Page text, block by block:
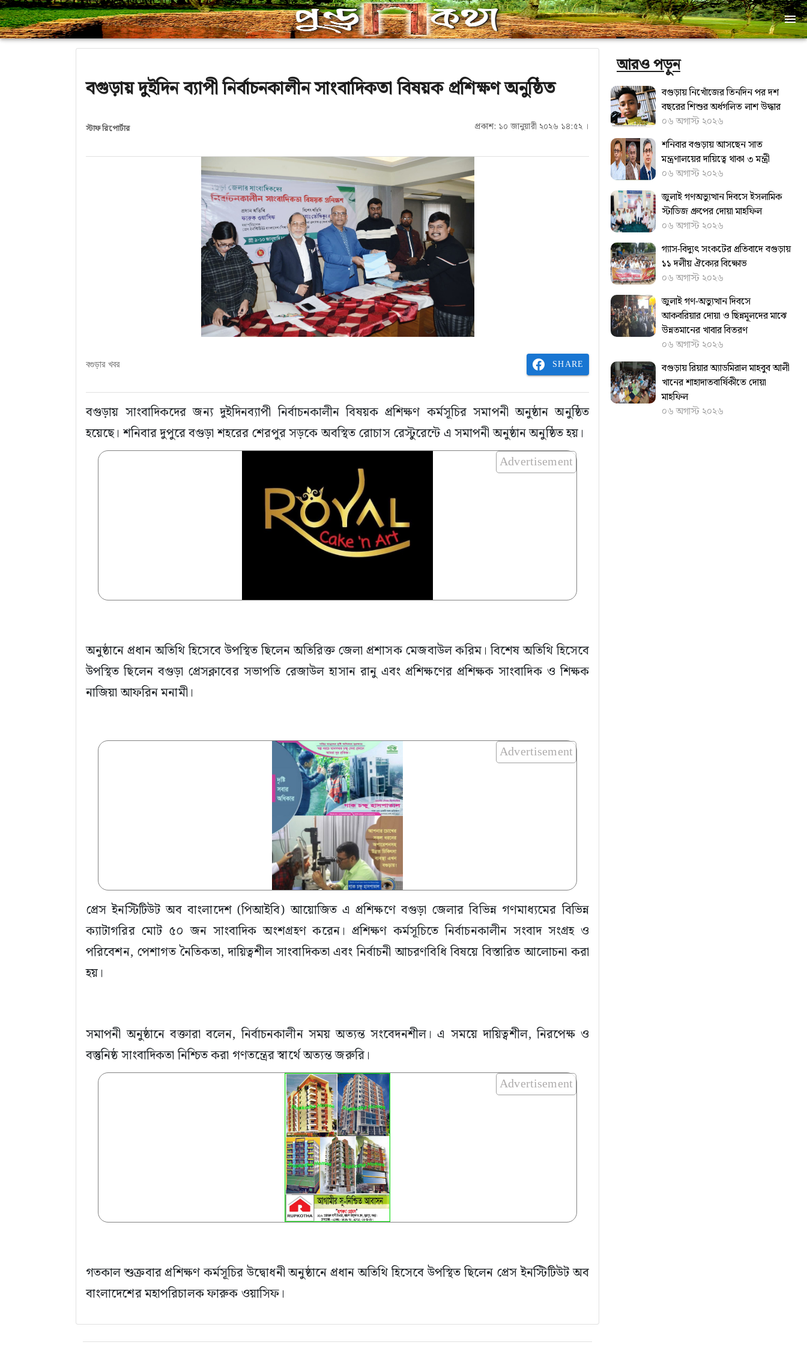
বগুড়ায় দুইদিন ব্যাপী নির্বাচনকালীন সাংবাদিকতা বিষয়ক প্রশিক্ষণ অনুষ্ঠিত
স্টাফ রিপোর্টার প্রকাশ: ১০ জানুয়ারী ২০২৬ ১৪:৫২ ।
বগুড়ার খবর SHARE
বগুড়ায় সাংবাদিকদের জন্য দুইদিনব্যাপী নির্বাচনকালীন বিষয়ক প্রশিক্ষণ কর্মসূচির সমাপনী অনুষ্ঠান অনুষ্ঠিত
হয়েছে। শনিবার দুপুরে বগুড়া শহরের শেরপুর সড়কে অবস্থিত রোচাস রেস্টুরেন্টে এ সমাপনী অনুষ্ঠান অনুষ্ঠিত হয়।
Advertisement
অনুষ্ঠানে প্রধান অতিথি হিসেবে উপস্থিত ছিলেন অতিরিক্ত জেলা প্রশাসক মেজবাউল করিম। বিশেষ অতিথি হিসেবে
উপস্থিত ছিলেন বগুড়া প্রেসক্লাবের সভাপতি রেজাউল হাসান রানু এবং প্রশিক্ষণের প্রশিক্ষক সাংবাদিক ও শিক্ষক
নাজিয়া আফরিন মনামী।
Advertisement
প্রেস ইনস্টিটিউট অব বাংলাদেশ (পিআইবি) আয়োজিত এ প্রশিক্ষণে বগুড়া জেলার বিভিন্ন গণমাধ্যমের বিভিন্ন
ক্যাটাগরির মোট ৫০ জন সাংবাদিক অংশগ্রহণ করেন। প্রশিক্ষণ কর্মসূচিতে নির্বাচনকালীন সংবাদ সংগ্রহ ও
পরিবেশন, পেশাগত নৈতিকতা, দায়িত্বশীল সাংবাদিকতা এবং নির্বাচনী আচরণবিধি বিষয়ে বিস্তারিত আলোচনা করা
হয়।
সমাপনী অনুষ্ঠানে বক্তারা বলেন, নির্বাচনকালীন সময় অত্যন্ত সংবেদনশীল। এ সময়ে দায়িত্বশীল, নিরপেক্ষ ও
বস্তুনিষ্ঠ সাংবাদিকতা নিশ্চিত করা গণতন্ত্রের স্বার্থে অত্যন্ত জরুরি।
Advertisement
গতকাল শুক্রবার প্রশিক্ষণ কর্মসূচির উদ্বোধনী অনুষ্ঠানে প্রধান অতিথি হিসেবে উপস্থিত ছিলেন প্রেস ইনস্টিটিউট অব
বাংলাদেশের মহাপরিচালক ফারুক ওয়াসিফ।
আরও পড়ুন
বগুড়ায় নিখোঁজের তিনদিন পর দশ
বছরের শিশুর অর্ধগলিত লাশ উদ্ধার
০৬ অগাস্ট ২০২৬
শনিবার বগুড়ায় আসছেন সাত
মন্ত্রণালয়ের দায়িত্বে থাকা ৩ মন্ত্রী
০৬ অগাস্ট ২০২৬
জুলাই গণঅভ্যুত্থান দিবসে ইসলামিক
স্টাডিজ গ্রুপের দোয়া মাহফিল
০৬ অগাস্ট ২০২৬
গ্যাস-বিদ্যুৎ সংকটের প্রতিবাদে বগুড়ায়
১১ দলীয় ঐক্যের বিক্ষোভ
০৬ অগাস্ট ২০২৬
জুলাই গণ-অভ্যুত্থান দিবসে
আকবরিয়ার দোয়া ও ছিন্নমূলদের মাঝে
উন্নতমানের খাবার বিতরণ
০৬ অগাস্ট ২০২৬
বগুড়ায় রিয়ার অ্যাডমিরাল মাহবুব আলী
খানের শাহাদাতবার্ষিকীতে দোয়া
মাহফিল
০৬ অগাস্ট ২০২৬